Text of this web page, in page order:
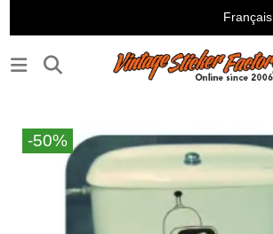
Français
-50%